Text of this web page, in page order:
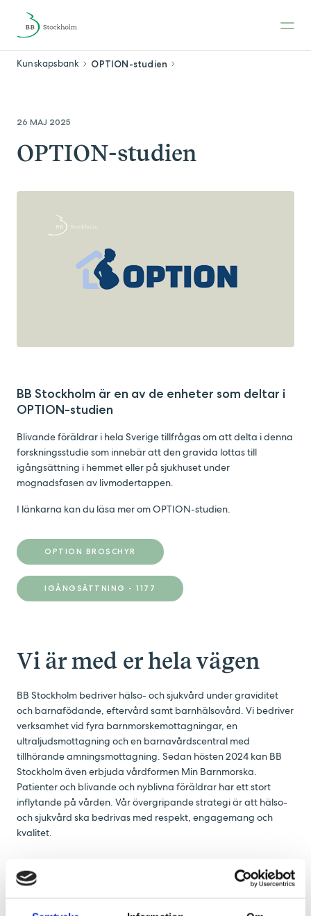
Kunskapsbank OPTION-studien
26 MAJ 2025
OPTION-studien
BB Stockholm är en av de enheter som deltar i
OPTION-studien
Blivande föräldrar i hela Sverige tillfrågas om att delta i denna
forskningsstudie som innebär att den gravida lottas till
igångsättning i hemmet eller på sjukhuset under
mognadsfasen av livmodertappen.
I länkarna kan du läsa mer om OPTION-studien.
OPTION BROSCHYR
IGÅNGSÄTTNING - 1177
Vi är med er hela vägen
BB Stockholm bedriver hälso- och sjukvård under graviditet
och barnafödande, eftervård samt barnhälsovård. Vi bedriver
verksamhet vid fyra barnmorskemottagningar, en
ultraljudsmottagning och en barnavårdscentral med
tillhörande amningsmottagning. Sedan hösten 2024 kan BB
Stockholm även erbjuda vårdformen Min Barnmorska.
Patienter och blivande och nyblivna föräldrar har ett stort
inflytande på vården. Vår övergripande strategi är att hälso-
och sjukvård ska bedrivas med respekt, engagemang och
kvalitet.
kvinna och hennes barn. Kvinnor från hela regionen är